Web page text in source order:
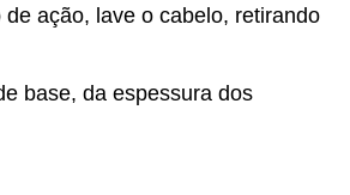
ação, lave o cabelo, retirando
base, da espessura dos